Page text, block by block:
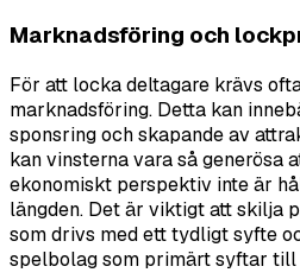
Marknadsföring och
För att locka deltagare krävs
marknadsföring. Detta kan
sponsring och skapande av
kan vinsterna vara så generösa
ekonomiskt perspektiv inte är
längden. Det är viktigt att skilja
som drivs med ett tydligt syfte
spelbolag som primärt syftar till